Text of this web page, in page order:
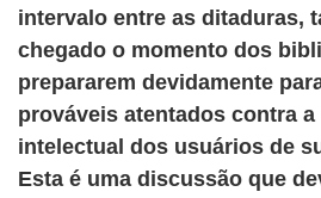
intervalo entre as ditaduras,
chegado o momento dos
prepararem devidamente
prováveis atentados contra
intelectual dos usuários de
Esta é uma discussão que